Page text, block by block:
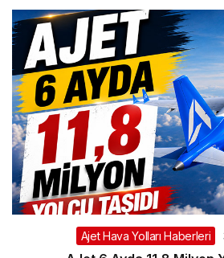
Ajet Hava Yolları Haberleri